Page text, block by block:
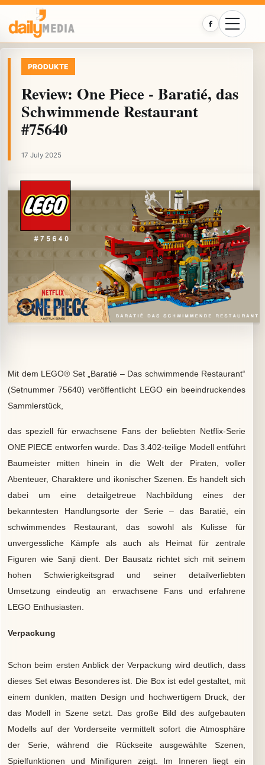
Facebook
PRODUKTE
Review: One Piece - Baratié, das
Schwimmende Restaurant
#75640
17 July 2025
Mit dem LEGO® Set „Baratié – Das schwimmende Restaurant“
(Setnummer 75640) veröffentlicht LEGO ein beeindruckendes
Sammlerstück,
das speziell für erwachsene Fans der beliebten Netflix-Serie
ONE PIECE entworfen wurde. Das 3.402-teilige Modell entführt
Baumeister mitten hinein in die Welt der Piraten, voller
Abenteuer, Charaktere und ikonischer Szenen. Es handelt sich
dabei um eine detailgetreue Nachbildung eines der
bekanntesten Handlungsorte der Serie – das Baratié, ein
schwimmendes Restaurant, das sowohl als Kulisse für
unvergessliche Kämpfe als auch als Heimat für zentrale
Figuren wie Sanji dient. Der Bausatz richtet sich mit seinem
hohen Schwierigkeitsgrad und seiner detailverliebten
Umsetzung eindeutig an erwachsene Fans und erfahrene
LEGO Enthusiasten.
Verpackung
Schon beim ersten Anblick der Verpackung wird deutlich, dass
dieses Set etwas Besonderes ist. Die Box ist edel gestaltet, mit
einem dunklen, matten Design und hochwertigem Druck, der
das Modell in Szene setzt. Das große Bild des aufgebauten
Modells auf der Vorderseite vermittelt sofort die Atmosphäre
der Serie, während die Rückseite ausgewählte Szenen,
Spielfunktionen und Minifiguren zeigt. Im Inneren liegt ein